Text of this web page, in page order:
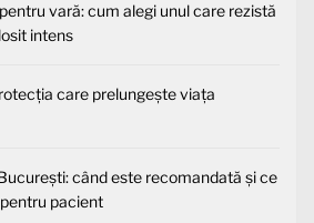
vară: cum alegi unul care rezistă
intens
care prelungește viața
când este recomandată și ce
pacient